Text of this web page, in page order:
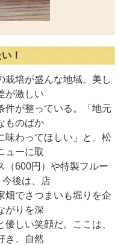
！
栽培が盛んな地域。美し
が激しい
件が整っている。「地元
ものばか
味わってほしい」と、松
ューに取
（600円）や特製フルー
後は、店
畑でさつまいも堀りを企
がりを深
しい笑顔だ。ここは、
き、自然